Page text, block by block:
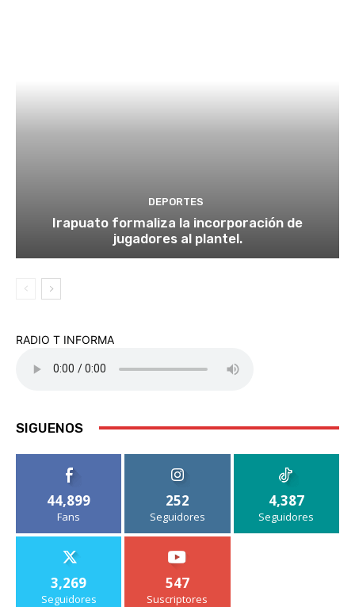
DEPORTES
Irapuato formaliza la incorporación de
jugadores al plantel.
RADIO T INFORMA
SIGUENOS
44,899
Fans
252
Seguidores
4,387
Seguidores
3,269
Seguidores
547
Suscriptores